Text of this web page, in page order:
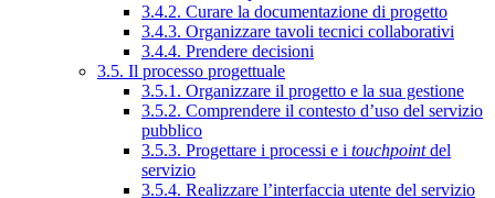
3.4.2. Curare la documentazione di progetto
3.4.3. Organizzare tavoli tecnici collaborativi
3.4.4. Prendere decisioni
3.5. Il processo progettuale
3.5.1. Organizzare il progetto e la sua gestione
3.5.2. Comprendere il contesto d’uso del servizio
pubblico
3.5.3. Progettare i processi e i touchpointdel
servizio
3.5.4. Realizzare l’interfaccia utente del servizio